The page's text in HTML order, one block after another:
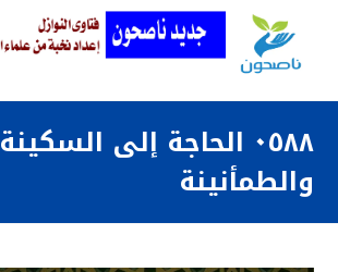
٠٥٨٨ الحاجة إلى السكينة
والطمأنينة